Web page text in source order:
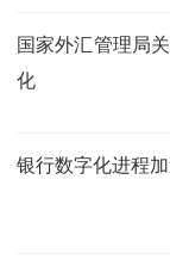
国家外汇管理局
化
银行数字化进程